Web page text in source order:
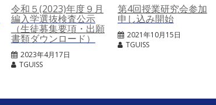
令和５(2023)年度９月
編入学選抜検査公示
（生徒募集要項・出願
書類ダウンロード）
2023年4月17日
TGUISS
第4回授業研究会参加
申し込み開始
2021年10月15日
TGUISS